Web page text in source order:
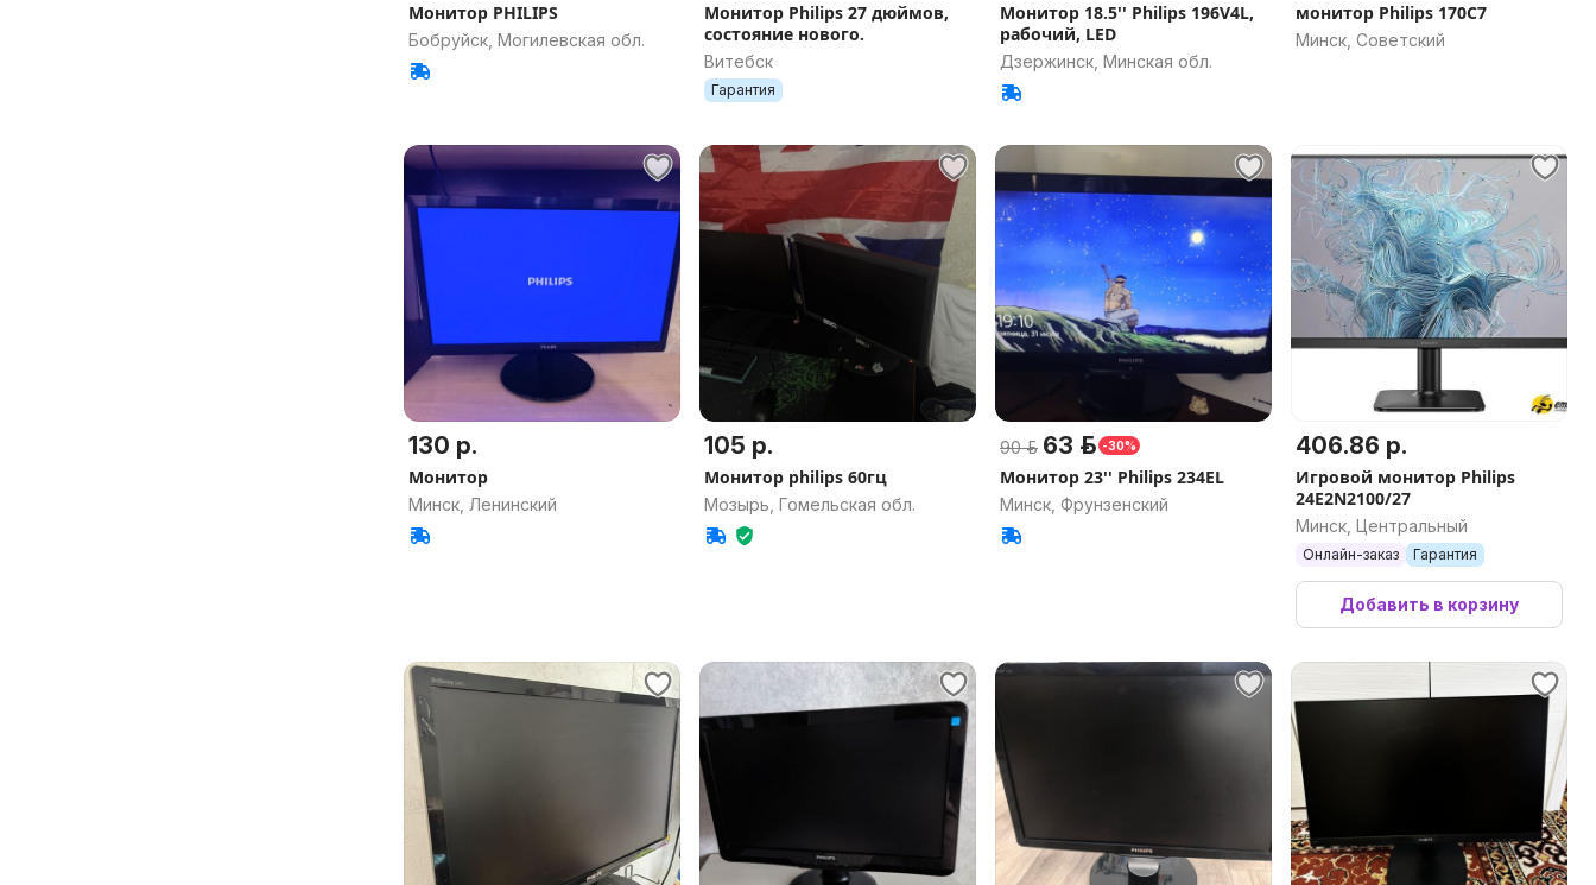
Монитор PHILIPS
Бобруйск, Могилевская обл.
Монитор Philips 27 дюймов,
состояние нового.
Витебск
Гарантия
Монитор 18.5'' Philips 196V4L,
рабочий, LED
Дзержинск, Минская обл.
монитор Philips 170C7
Минск, Советский
130 р.
Монитор
Минск, Ленинский
105 р.
Монитор philips 60гц
Мозырь, Гомельская обл.
90 р. 63 р. -30%
Монитор 23'' Philips 234EL
Минск, Фрунзенский
406.86 р.
Игровой монитор Philips
24E2N2100/27
Минск, Центральный
Онлайн-заказ Гарантия
Добавить в корзину